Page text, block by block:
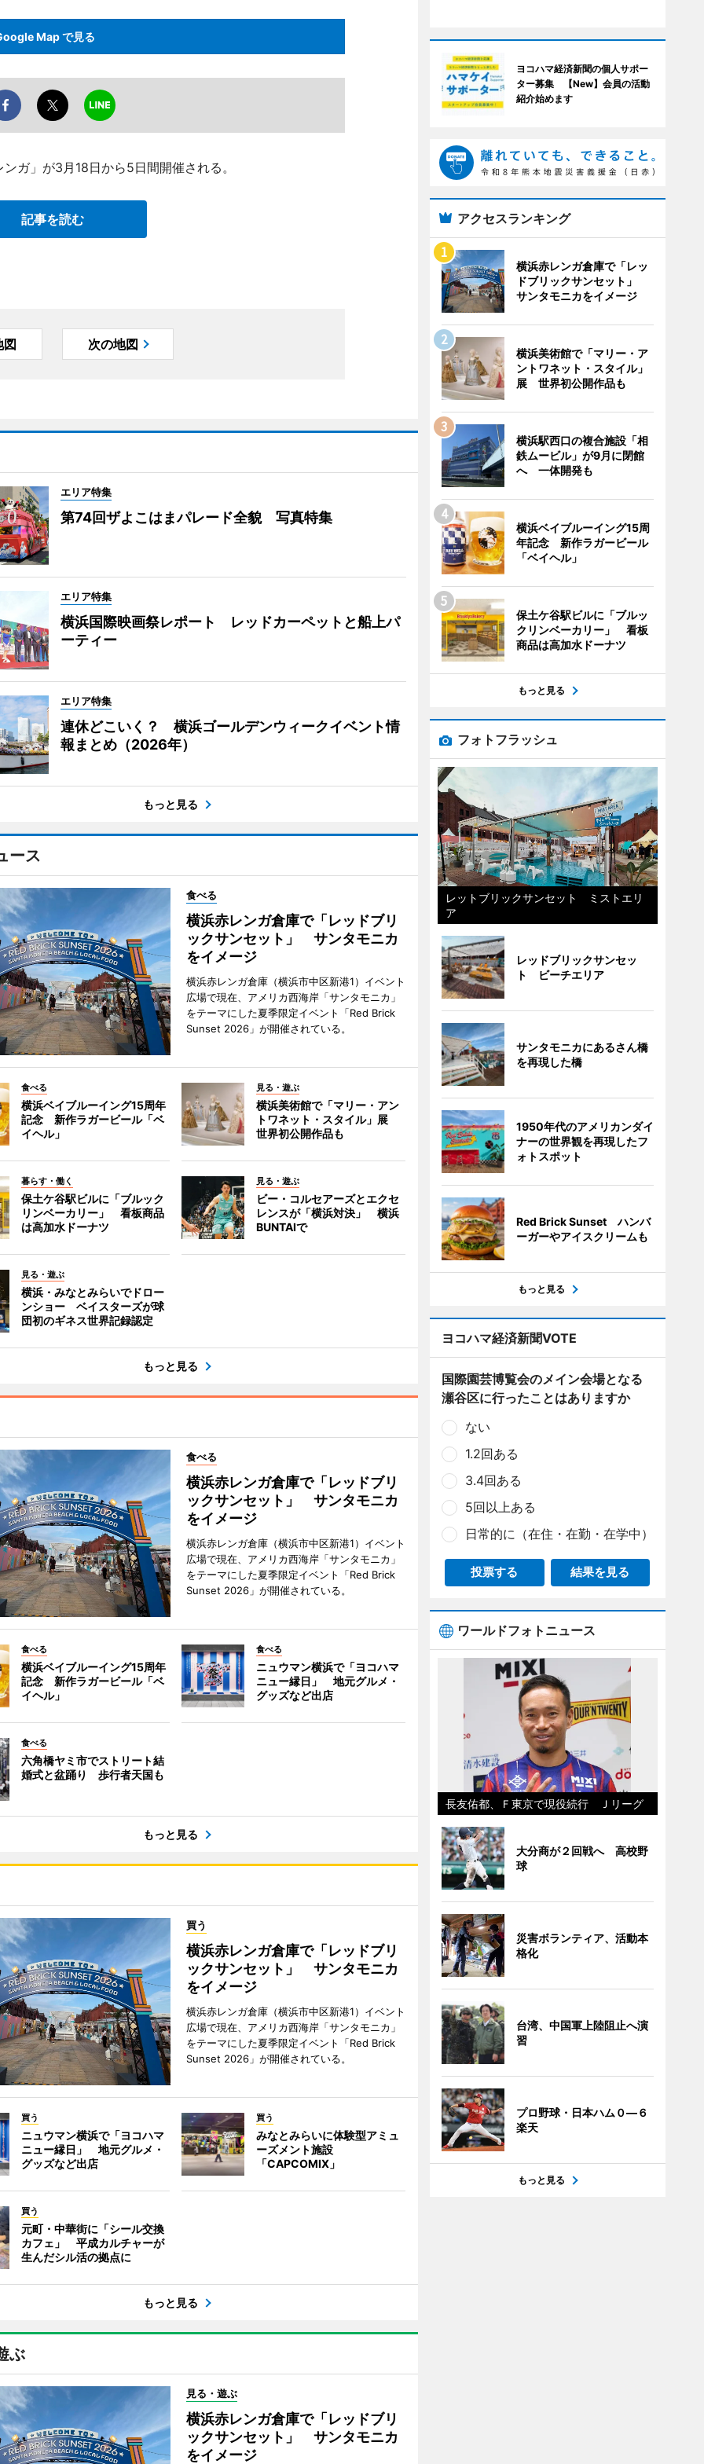
Map で見る
ガ」が3月18日から5日間開催される。
記事を読む
図 次の地図
エリア特集
第74回ザよこはまパレード全貌 写真特集
エリア特集
横浜国際映画祭レポート レッドカーペットと船上パ
ーティー
エリア特集
連休どこいく？ 横浜ゴールデンウィークイベント情
報まとめ（2026年）
もっと見る
ース
食べる
横浜赤レンガ倉庫で「レッドブリ
ックサンセット」 サンタモニカ
をイメージ
横浜赤レンガ倉庫（横浜市中区新港1）イベント
広場で現在、アメリカ西海岸「サンタモニカ」
をテーマにした夏季限定イベント「Red Brick
Sunset 2026」が開催されている。
食べる
横浜ベイブルーイング15周年
記念 新作ラガービール「ベ
イヘル」
見る・遊ぶ
横浜美術館で「マリー・アン
トワネット・スタイル」展
世界初公開作品も
暮らす・働く
保土ケ谷駅ビルに「ブルック
リンベーカリー」 看板商品
は高加水ドーナツ
見る・遊ぶ
ビー・コルセアーズとエクセ
レンスが「横浜対決」 横浜
BUNTAIで
見る・遊ぶ
横浜・みなとみらいでドロー
ンショー ベイスターズが球
団初のギネス世界記録認定
もっと見る
食べる
横浜赤レンガ倉庫で「レッドブリ
ックサンセット」 サンタモニカ
をイメージ
横浜赤レンガ倉庫（横浜市中区新港1）イベント
広場で現在、アメリカ西海岸「サンタモニカ」
をテーマにした夏季限定イベント「Red Brick
Sunset 2026」が開催されている。
食べる
横浜ベイブルーイング15周年
記念 新作ラガービール「ベ
イヘル」
食べる
ニュウマン横浜で「ヨコハマ
ニュー縁日」 地元グルメ・
グッズなど出店
食べる
六角橋ヤミ市でストリート結
婚式と盆踊り 歩行者天国も
もっと見る
買う
横浜赤レンガ倉庫で「レッドブリ
ックサンセット」 サンタモニカ
をイメージ
横浜赤レンガ倉庫（横浜市中区新港1）イベント
広場で現在、アメリカ西海岸「サンタモニカ」
をテーマにした夏季限定イベント「Red Brick
Sunset 2026」が開催されている。
買う
ニュウマン横浜で「ヨコハマ
ニュー縁日」 地元グルメ・
グッズなど出店
買う
みなとみらいに体験型アミュ
ーズメント施設
「CAPCOMIX」
買う
元町・中華街に「シール交換
カフェ」 平成カルチャーが
生んだシル活の拠点に
もっと見る
ぶ
見る・遊ぶ
横浜赤レンガ倉庫で「レッドブリ
ックサンセット」 サンタモニカ
をイメージ
ヨコハマ経済新聞の個人サポー
ター募集 【New】会員の活動
紹介始めます
アクセスランキング
横浜赤レンガ倉庫で「レッ
ドブリックサンセット」
サンタモニカをイメージ
横浜美術館で「マリー・ア
ントワネット・スタイル」
展 世界初公開作品も
横浜駅西口の複合施設「相
鉄ムービル」が9月に閉館
へ 一体開発も
横浜ベイブルーイング15周
年記念 新作ラガービール
「ベイヘル」
保土ケ谷駅ビルに「ブルッ
クリンベーカリー」 看板
商品は高加水ドーナツ
もっと見る
フォトフラッシュ
レットブリックサンセット ミストエリ
ア
レッドブリックサンセッ
ト ビーチエリア
サンタモニカにあるさん橋
を再現した橋
1950年代のアメリカンダイ
ナーの世界観を再現したフ
ォトスポット
Red Brick Sunset ハンバ
ーガーやアイスクリームも
もっと見る
ヨコハマ経済新聞VOTE
国際園芸博覧会のメイン会場となる
瀬谷区に行ったことはありますか
ない
1.2回ある
3.4回ある
5回以上ある
日常的に（在住・在勤・在学中）
投票する 結果を見る
ワールドフォトニュース
長友佑都、Ｆ東京で現役続行 Ｊリーグ
大分商が２回戦へ 高校野
球
災害ボランティア、活動本
格化
台湾、中国軍上陸阻止へ演
習
プロ野球・日本ハム０―６
楽天
もっと見る